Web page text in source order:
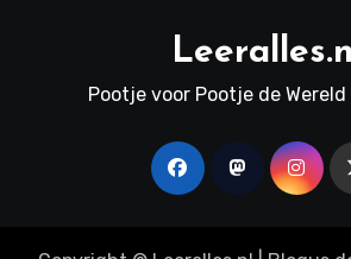
Pootje voor Pootje de Wereld